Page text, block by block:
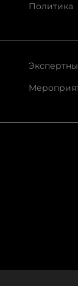
Политика